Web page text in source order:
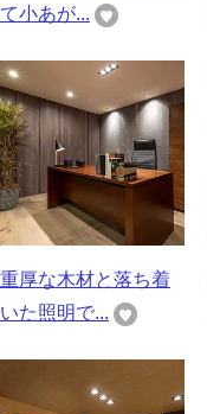
て小あが...
重厚な木材と落ち着
いた照明で...